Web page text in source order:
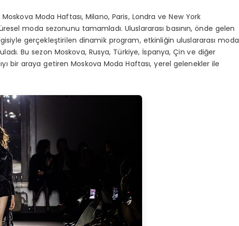
Moda Haftası, Milano, Paris, Londra ve New York
moda sezonunu tamamladı. Uluslararası basının, önde gelen
gerçekleştirilen dinamik program, etkinliğin uluslararası moda
Bu sezon Moskova, Rusya, Türkiye, İspanya, Çin ve diğer
bir araya getiren Moskova Moda Haftası, yerel gelenekler ile